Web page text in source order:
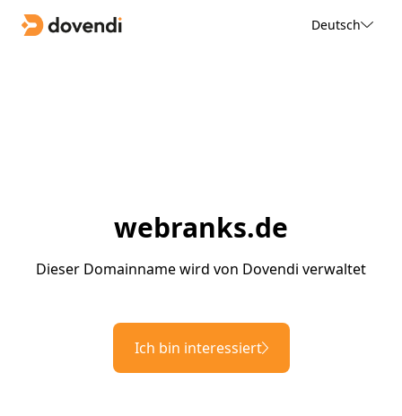
Deutsch
webranks.de
Dieser Domainname wird von Dovendi verwaltet
Ich bin interessiert